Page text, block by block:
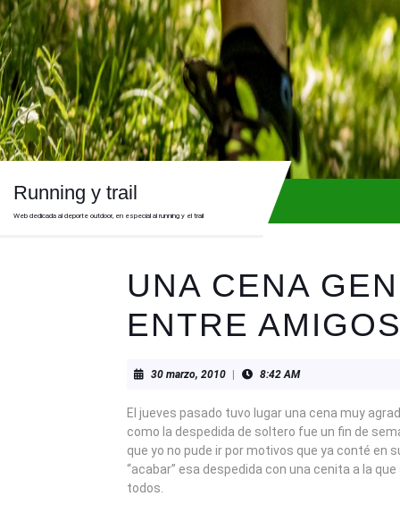
Skip
to
content
Running y trail
Web dedicada al deporte outdoor, en especial al running y el trail
UNA CENA
ENTRE
30 marzo, 201030
2010
8:42 AM
El jueves pasado tuvo lugar una cena muy
como la despedida de soltero fue un fin de
que yo no pude ir por motivos que ya conté en
“acabar” esa despedida con una cenita a la
todos.